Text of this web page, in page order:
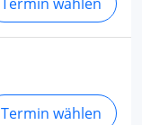
Termin wählen